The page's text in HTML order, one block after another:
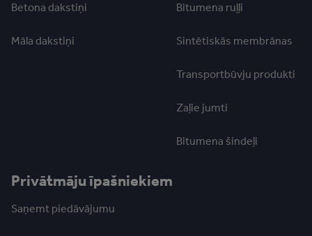
Betona dakstiņi
Māla dakstiņi
Bitumena ruļļi
Sintētiskās membrānas
Transportbūvju produkti
Zaļie jumti
Bitumena šindeļi
Privātmāju īpašniekiem
Saņemt piedāvājumu